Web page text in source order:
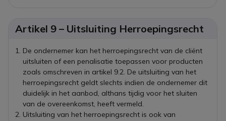
Artikel 9 – Uitsluiting Herroepingsrecht
De ondernemer kan het herroepingsrecht van de cliënt
uitsluiten of een penalisatie toepassen voor producten
zoals omschreven in artikel 9.2. De uitsluiting van het
herroepingsrecht geldt slechts indien de ondernemer dit
duidelijk in het aanbod, althans tijdig voor het sluiten
van de overeenkomst, heeft vermeld.
Uitsluiting van het herroepingsrecht is ook van